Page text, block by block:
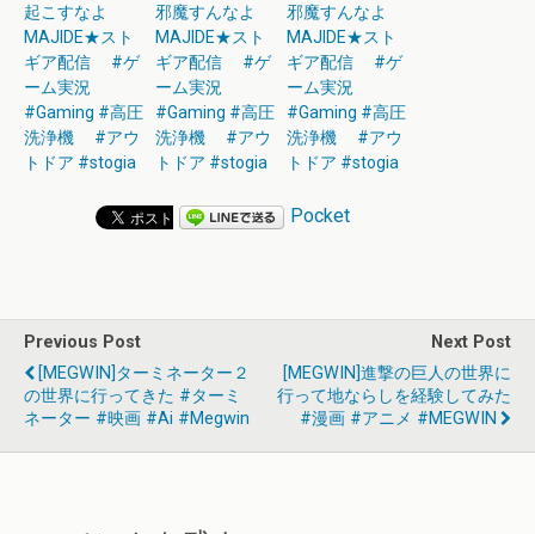
起こすなよ
MAJIDE★スト
ギア配信 #ゲ
ーム実況
#Gaming #高圧
洗浄機 #アウ
トドア #stogia
邪魔すんなよ
MAJIDE★スト
ギア配信 #ゲ
ーム実況
#Gaming #高圧
洗浄機 #アウ
トドア #stogia
邪魔すんなよ
MAJIDE★スト
ギア配信 #ゲ
ーム実況
#Gaming #高圧
洗浄機 #アウ
トドア #stogia
Pocket
Previous Post
[MEGWIN]ターミネーター２
の世界に行ってきた #ターミ
ネーター #映画 #ai #megwin
Next Post
[MEGWIN]進撃の巨人の世界に
行って地ならしを経験してみた
#漫画 #アニメ #MEGWIN